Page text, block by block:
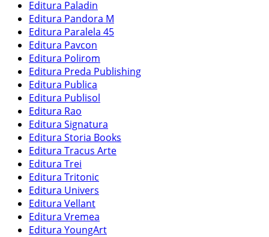
Editura Paladin
Editura Pandora M
Editura Paralela 45
Editura Pavcon
Editura Polirom
Editura Preda Publishing
Editura Publica
Editura Publisol
Editura Rao
Editura Signatura
Editura Storia Books
Editura Tracus Arte
Editura Trei
Editura Tritonic
Editura Univers
Editura Vellant
Editura Vremea
Editura YoungArt